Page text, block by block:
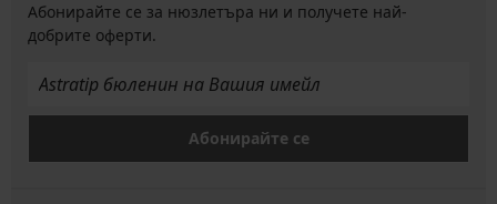
Абонирайте се за нюзлетъра ни и получете най-
добрите оферти.
Абонирайте се